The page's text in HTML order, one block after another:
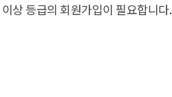
상 등급의 회원가입이 필요합니다.